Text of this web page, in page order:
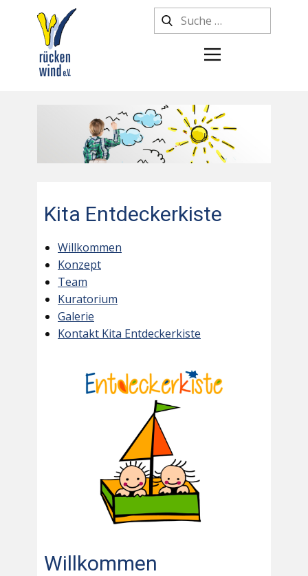
Kita Entdeckerkiste
Willkommen
Konzept
Team
Kuratorium
Galerie
Kontakt Kita Entdeckerkiste
Willkommen